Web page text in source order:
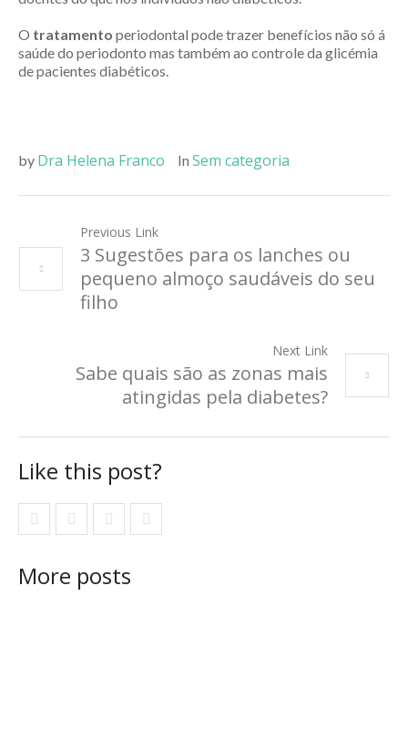
O tratamento periodontal pode trazer benefícios não só á
saúde do periodonto mas também ao controle da glicémia
de pacientes diabéticos.
by Dra Helena Franco In Sem categoria
Previous Link
3 Sugestões para os lanches ou
pequeno almoço saudáveis do seu
filho
Next Link
Sabe quais são as zonas mais
atingidas pela diabetes?
Like this post?
More posts